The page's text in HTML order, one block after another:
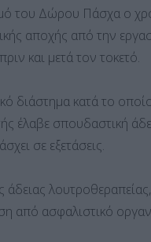
του Δώρου Πάσχα ο
αποχής από την
και μετά τον τοκετό.
διάστημα κατά το
έλαβε σπουδαστική
σε εξετάσεις.
άδειας
από ασφαλιστικό